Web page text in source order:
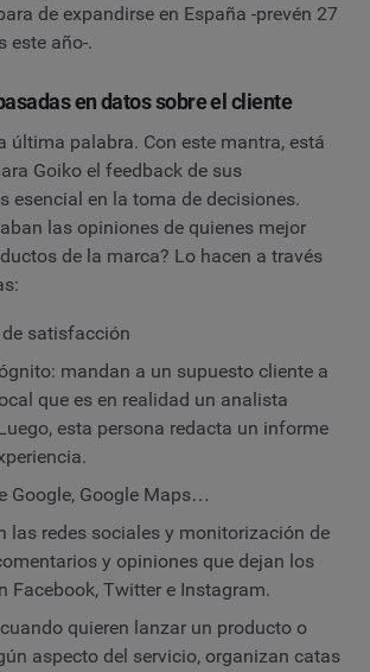
de expandirse en España -prevén 27
este año-.
en datos sobre el cliente
última palabra. Con este mantra, está
Goiko el feedback de sus
esencial en la toma de decisiones.
las opiniones de quienes mejor
de la marca? Lo hacen a través
satisfacción
mandan a un supuesto cliente a
que es en realidad un analista
esta persona redacta un informe
Google, Google Maps…
las redes sociales y monitorización de
y opiniones que dejan los
Facebook, Twitter e Instagram.
quieren lanzar un producto o
aspecto del servicio, organizan catas